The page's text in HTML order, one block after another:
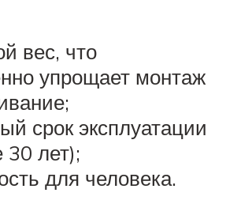
вес, что
упрощает монтаж
срок эксплуатации
30 лет);
для человека.